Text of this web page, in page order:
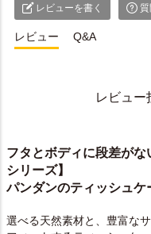
レビューを書く 質
レビュー Q&A
レビュー
フタとボディに段差が
シリーズ】
パンダンのティッシュ
選べる天然素材と、豊富な